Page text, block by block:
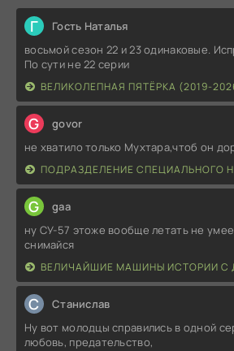
Г Гость Наталья
восьмой сезон 22 и 23 одинаковые.
По сути не 22 серии
ВЕЛИКОЛЕПНАЯ ПЯТЁРКА (2019-
G govor
не хватило только Мухтара,чтоб он
ПОДРАЗДЕЛЕНИЕ СПЕЦИАЛЬНОГО
G gaa
ну СУ-57 этоже вообще летать не
снимайся
ВЕЛИЧАЙШИЕ МАШИНЫ ИСТОРИИ С
С Станислав
Ну вот молодцы справились в одной
любовь, предательство,